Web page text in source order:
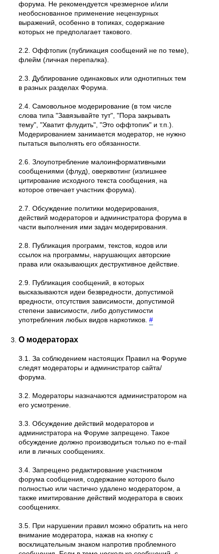
форума. Не рекомендуется чрезмерное и/или
необоснованное применение нецензурных
выражений, особенно в топиках, содержание
которых не предполагает такового.
2.2. Оффтопик (публикация сообщений не по теме),
флейм (личная перепалка).
2.3. Дублирование одинаковых или однотипных тем
в разных разделах Форума.
2.4. Самовольное модеpиpование (в том числе
слова типа "Завязывайте тут", "Пора закрывать
тему", "Хватит флудить", "Это оффтопик" и т.п.).
Модерированием занимается модератор, не нужно
пытаться выполнять его обязанности.
2.6. Злоупотребление малоинформативными
сообщениями (флуд), оверквотинг (излишнее
цитирование исходного текста сообщения, на
которое отвечает участник форума).
2.7. Обсуждение политики модерирования,
действий модеpатоpов и администратора форума в
части выполнения ими задач модерирования.
2.8. Публикация программ, текстов, кодов или
ссылок на программы, нарушающих авторские
права или оказывающих деструктивное действие.
2.9. Публикация сообщений, в которых
высказываются идеи безвредности, допустимой
вредности, отсутствия зависимости, допустимой
степени зависимости, либо допустимости
употребления любых видов наркотиков.#
О модераторах
3.1. За соблюдением настоящих Правил на Форуме
следят модераторы и администратор сайта/
форума.
3.2. Модераторы назначаются администратором на
его усмотрение.
3.3. Обсуждение действий модераторов и
администратора на Форуме запрещено. Такое
обсуждение должно производиться только по e-mail
или в личных сообщениях.
3.4. Запрещено редактирование участником
форума сообщения, содержание которого было
полностью или частично удалено модератором, а
также имитирование действий модератора в своих
сообщениях.
3.5. При нарушении правил можно обратить на него
внимание модератора, нажав на кнопку с
восклицательным знаком напротив проблемного